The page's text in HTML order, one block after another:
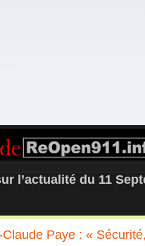
– NEWS
l’actualité du 11
Paye : «